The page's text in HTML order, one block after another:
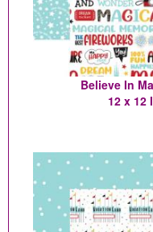
Believe In
12 x 12